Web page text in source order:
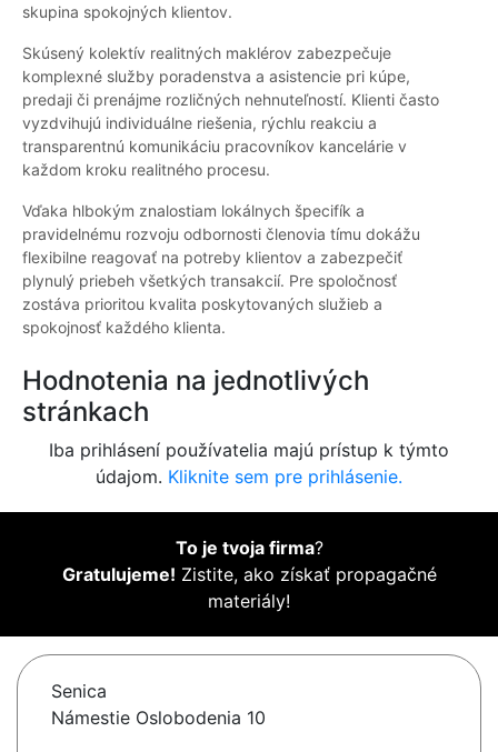
skupina spokojných klientov.
Skúsený kolektív realitných maklérov zabezpečuje
komplexné služby poradenstva a asistencie pri kúpe,
predaji či prenájme rozličných nehnuteľností. Klienti často
vyzdvihujú individuálne riešenia, rýchlu reakciu a
transparentnú komunikáciu pracovníkov kancelárie v
každom kroku realitného procesu.
Vďaka hlbokým znalostiam lokálnych špecifík a
pravidelnému rozvoju odbornosti členovia tímu dokážu
flexibilne reagovať na potreby klientov a zabezpečiť
plynulý priebeh všetkých transakcií. Pre spoločnosť
zostáva prioritou kvalita poskytovaných služieb a
spokojnosť každého klienta.
Hodnotenia na jednotlivých
stránkach
Iba prihlásení používatelia majú prístup k týmto
údajom. Kliknite sem pre prihlásenie.
To je tvoja firma?
Gratulujeme! Zistite, ako získať propagačné
materiály!
Senica
Námestie Oslobodenia 10